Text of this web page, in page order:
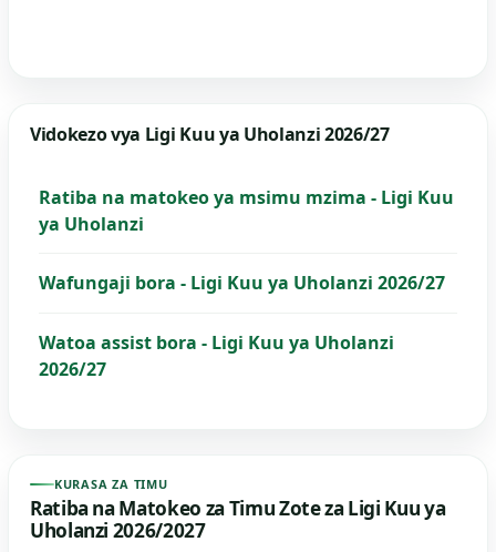
Vidokezo vya Ligi Kuu ya Uholanzi 2026/27
Ratiba na matokeo ya msimu mzima - Ligi Kuu
ya Uholanzi
Wafungaji bora - Ligi Kuu ya Uholanzi 2026/27
Watoa assist bora - Ligi Kuu ya Uholanzi
2026/27
KURASA ZA TIMU
Ratiba na Matokeo za Timu Zote za Ligi Kuu ya
Uholanzi 2026/2027